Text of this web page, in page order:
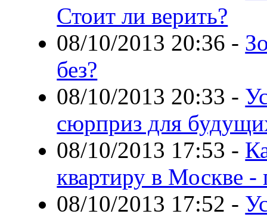
Стоит ли верить?
08/10/2013 20:36 -
без?
08/10/2013 20:33 -
сюрприз для
08/10/2013 17:53 -
квартиру в Москве -
08/10/2013 17:52 -